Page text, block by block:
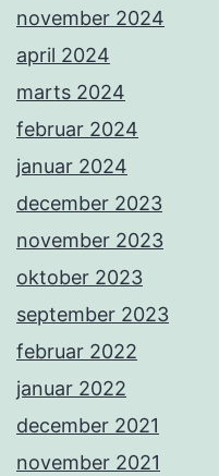
november 2024
april 2024
marts 2024
februar 2024
januar 2024
december 2023
november 2023
oktober 2023
september 2023
februar 2022
januar 2022
december 2021
november 2021